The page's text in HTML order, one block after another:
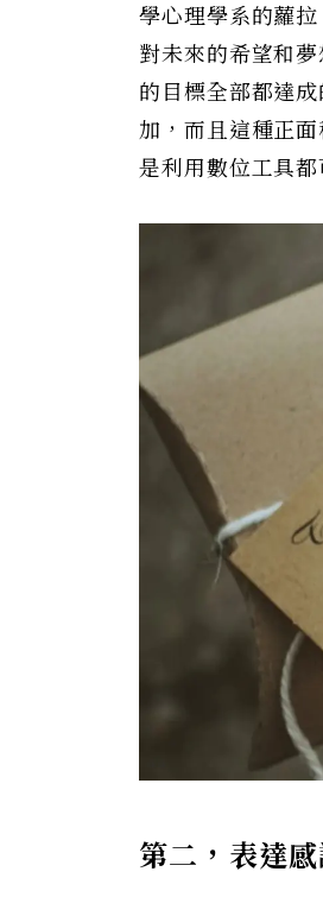
學心理學系的蘿
對未來的希望和
的目標全部都達
加，而且這種正
是利用數位工具都
第二，表達